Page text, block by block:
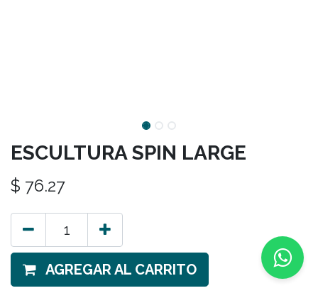
ESCULTURA SPIN LARGE
$ 76.27
AGREGAR AL CARRITO